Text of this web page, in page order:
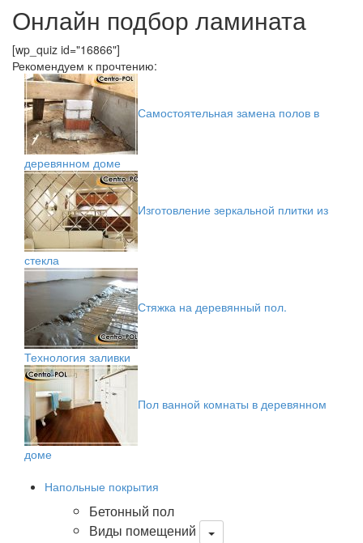
Онлайн подбор ламината
[wp_quiz id="16866"]
Рекомендуем к прочтению:
Самостоятельная замена полов в
деревянном доме
Изготовление зеркальной плитки из
стекла
Стяжка на деревянный пол.
Технология заливки
Пол ванной комнаты в деревянном
доме
Напольные покрытия
Бетонный пол
Виды помещений